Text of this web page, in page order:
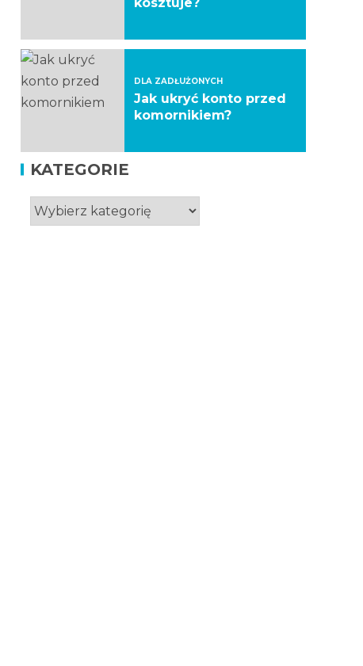
DLA ZADŁUŻONYCH
Jak ukryć konto przed
komornikiem?
KATEGORIE